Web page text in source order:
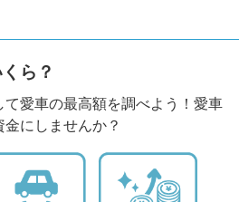
ら？
愛車の最高額を調べよう！愛車
にしませんか？